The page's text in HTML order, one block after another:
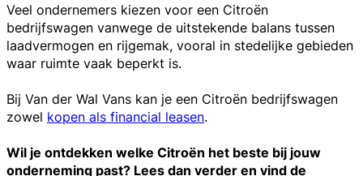
Veel ondernemers kiezen voor een Citroën
bedrijfswagen vanwege de uitstekende balans tussen
laadvermogen en rijgemak, vooral in stedelijke gebieden
waar ruimte vaak beperkt is.
Bij Van der Wal Vans kan je een Citroën bedrijfswagen
zowel kopen als financial leasen.
Wil je ontdekken welke Citroën het beste bij jouw
onderneming past? Lees dan verder en vind de